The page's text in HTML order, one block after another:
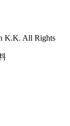
K.K. All Rights